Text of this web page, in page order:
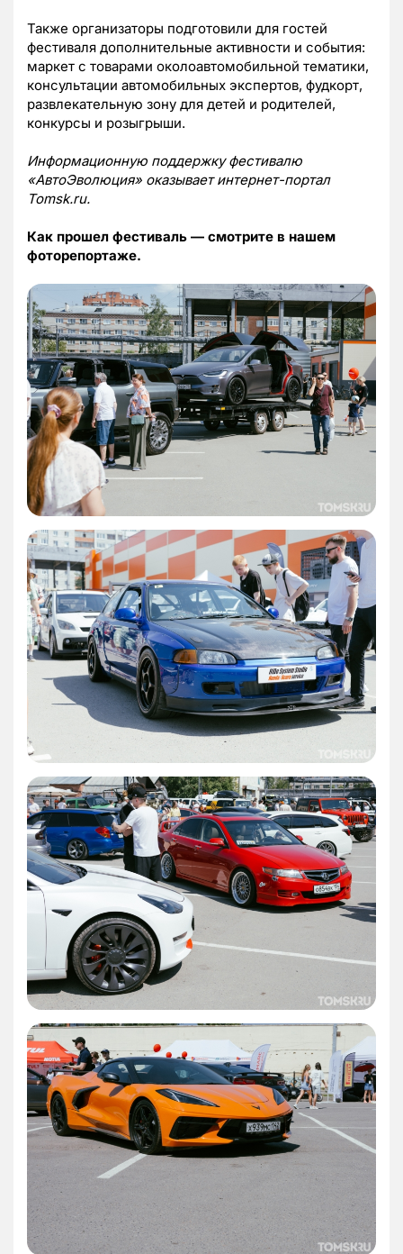
Также организаторы подготовили для гостей
фестиваля дополнительные активности и события:
маркет с товарами околоавтомобильной тематики,
консультации автомобильных экспертов, фудкорт,
развлекательную зону для детей и родителей,
конкурсы и розыгрыши.
Информационную поддержку фестивалю
«АвтоЭволюция» оказывает интернет-портал
Tomsk.ru.
Как прошел фестиваль — смотрите в нашем
фоторепортаже.